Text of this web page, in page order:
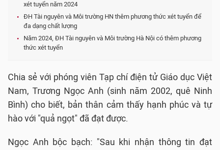
xét tuyển năm 2024
ĐH Tài nguyên và Môi trường HN thêm phương thức xét tuyển để
đa dạng chất lượng
Năm 2024, ĐH Tài nguyên và Môi trường Hà Nội có thêm phương
thức xét tuyển
Chia sẻ với phóng viên Tạp chí điện tử Giáo dục Việt
Nam, Trương Ngọc Anh (sinh năm 2002, quê Ninh
Bình) cho biết, bản thân cảm thấy hạnh phúc và tự
hào với "quả ngọt" đã đạt được.
Ngọc Anh bộc bạch: "Sau khi nhận thông tin đạt